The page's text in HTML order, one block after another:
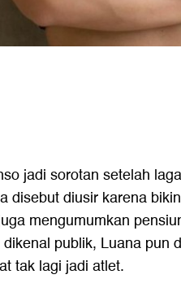
jadi sorotan setelah
disebut diusir karena
mengumumkan
publik, Luana pun
tak lagi jadi atlet.